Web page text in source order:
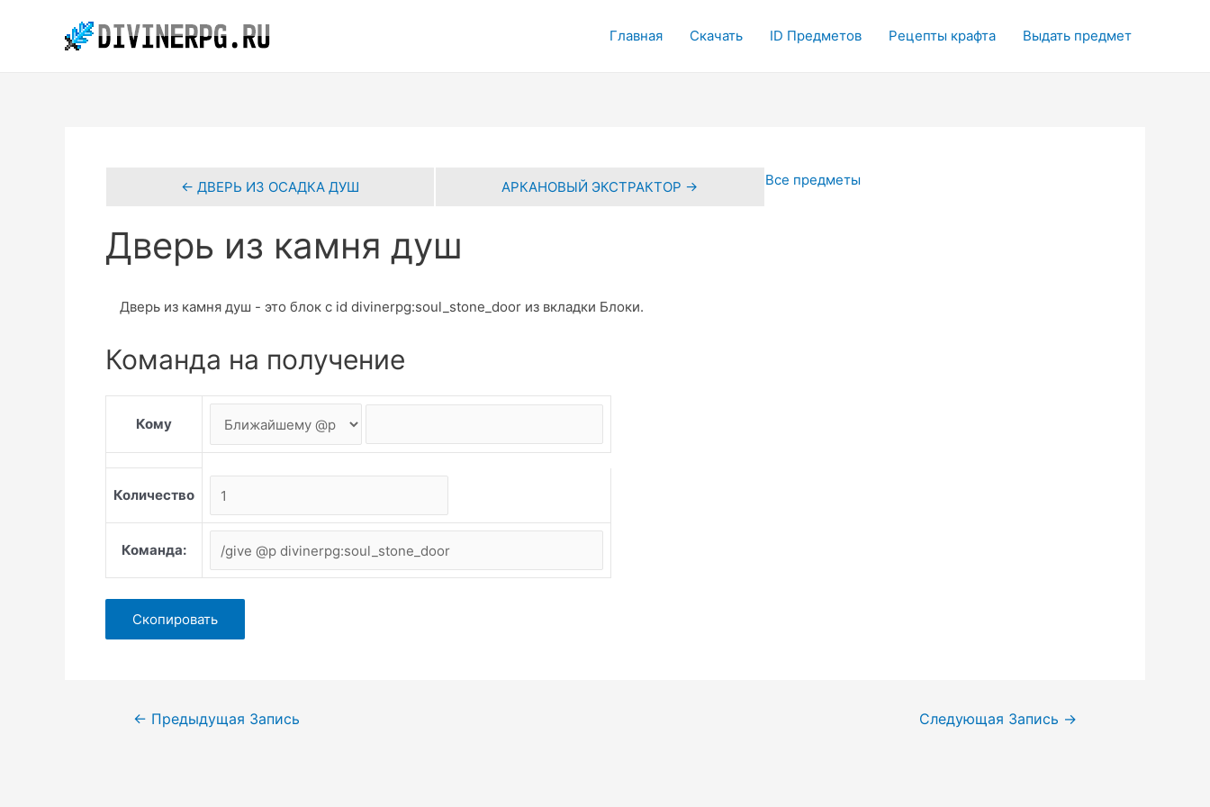
Главная Скачать ID Предметов Рецепты крафта Выдать предмет
← ДВЕРЬ ИЗ ОСАДКА ДУШ Все предметы
АРКАНОВЫЙ ЭКСТРАКТОР →
Дверь из камня душ
Дверь из камня душ - это блок с id divinerpg:soul_stone_door из вкладки Блоки.
Команда на получение
Кому
Количество
Команда:
Навигация
← Предыдущая Запись Следующая Запись →